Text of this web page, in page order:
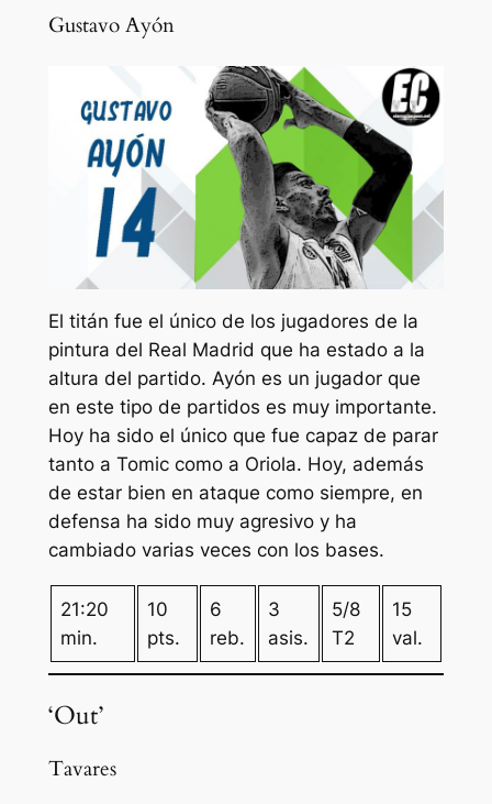
Gustavo Ayón
El titán fue el único de los jugadores de la
pintura del Real Madrid que ha estado a la
altura del partido. Ayón es un jugador que
en este tipo de partidos es muy importante.
Hoy ha sido el único que fue capaz de parar
tanto a Tomic como a Oriola. Hoy, además
de estar bien en ataque como siempre, en
defensa ha sido muy agresivo y ha
cambiado varias veces con los bases.
21:20
min.
10
pts.
6
reb.
3
asis.
5/8
T2
15
val.
‘Out’
Tavares